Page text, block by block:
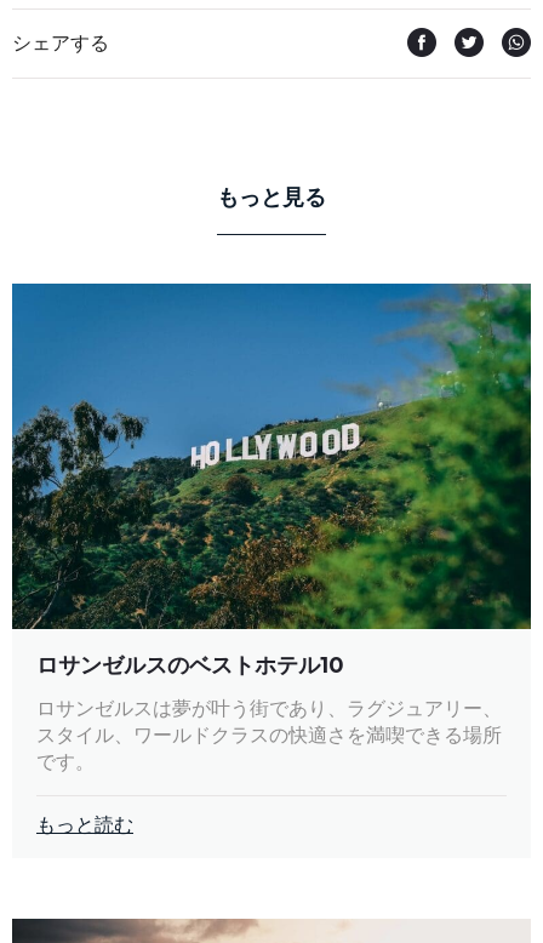
シェアする
もっと見る
ロサンゼルスのベストホテル10
ロサンゼルスは夢が叶う街であり、ラグジュアリー、
スタイル、ワールドクラスの快適さを満喫できる場所
です。
もっと読む